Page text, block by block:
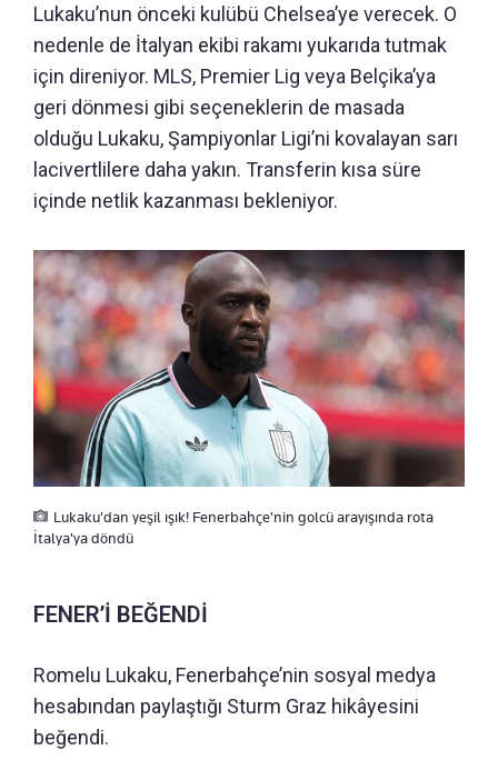
Lukaku’nun önceki kulübü Chelsea’ye verecek. O
nedenle de İtalyan ekibi rakamı yukarıda tutmak
için direniyor. MLS, Premier Lig veya Belçika’ya
geri dönmesi gibi seçeneklerin de masada
olduğu Lukaku, Şampiyonlar Ligi’ni kovalayan sarı
lacivertlilere daha yakın. Transferin kısa süre
içinde netlik kazanması bekleniyor.
Lukaku'dan yeşil ışık! Fenerbahçe'nin golcü arayışında rota
İtalya'ya döndü
FENER’İ BEĞENDİ
Romelu Lukaku, Fenerbahçe’nin sosyal medya
hesabından paylaştığı Sturm Graz hikâyesini
beğendi.